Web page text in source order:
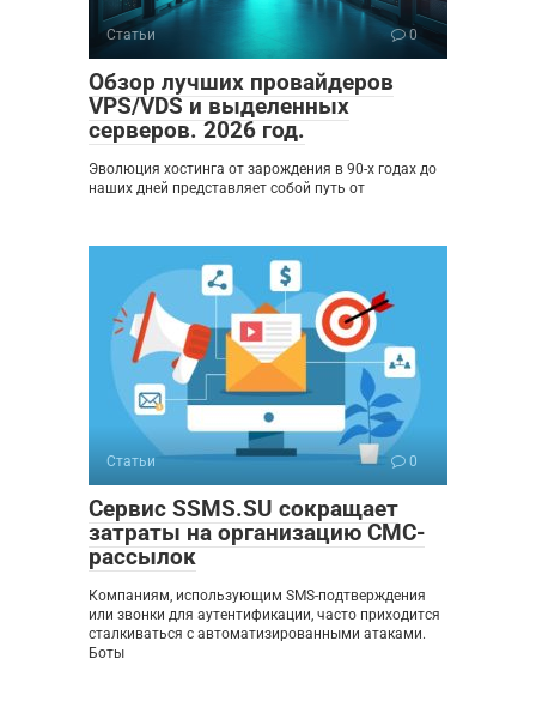
Статьи 0
Обзор лучших провайдеров
VPS/VDS и выделенных
серверов. 2026 год.
Эволюция хостинга от зарождения в 90-х годах до
наших дней представляет собой путь от
Статьи 0
Сервис SSMS.SU сокращает
затраты на организацию СМС-
рассылок
Компаниям, использующим SMS-подтверждения
или звонки для аутентификации, часто приходится
сталкиваться с автоматизированными атаками.
Боты